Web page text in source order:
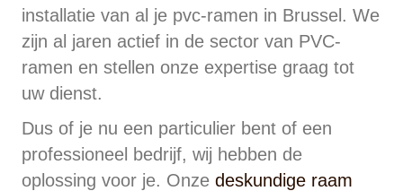
installatie van al je pvc-ramen in Brussel. We
zijn al jaren actief in de sector van PVC-
ramen en stellen onze expertise graag tot
uw dienst.
Dus of je nu een particulier bent of een
professioneel bedrijf, wij hebben de
oplossing voor je. Onze deskundige raam